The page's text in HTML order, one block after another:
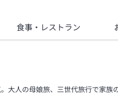
食事 ・レストラン
大人の母娘旅、三世代旅行で家族